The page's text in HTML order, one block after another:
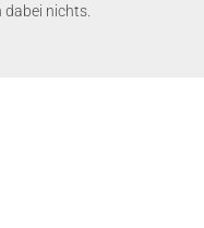
dabei nichts.